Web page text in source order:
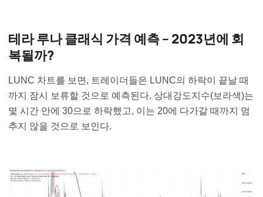
테라 루나 클래식 가격 예측 – 2023년에 회
복될까?
LUNC 차트를 보면, 트레이더들은 LUNC의 하락이 끝날 때
까지 잠시 보류할 것으로 예측된다. 상대강도지수(보라색)는
몇 시간 안에 30으로 하락했고, 이는 20에 다가갈 때까지 멈
추지 않을 것으로 보인다.